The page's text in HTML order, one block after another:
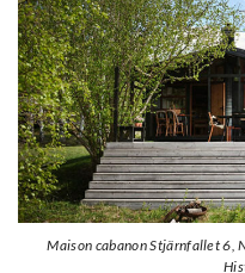
Maison cabanon Stjärnfallet 6,